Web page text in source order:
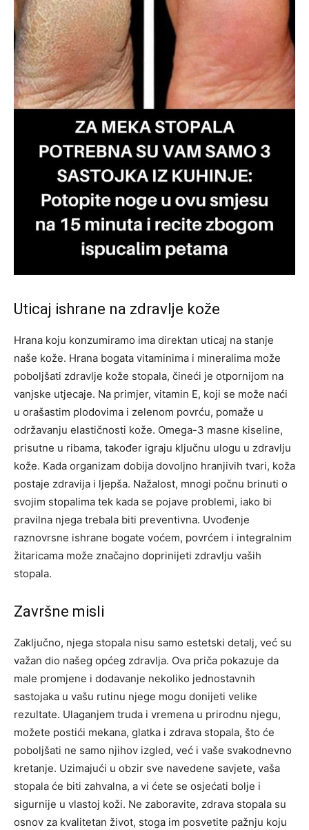
Uticaj ishrane na zdravlje kože
Hrana koju konzumiramo ima direktan uticaj na stanje
naše kože. Hrana bogata vitaminima i mineralima može
poboljšati zdravlje kože stopala, čineći je otpornijom na
vanjske utjecaje. Na primjer, vitamin E, koji se može naći
u orašastim plodovima i zelenom povrću, pomaže u
održavanju elastičnosti kože. Omega-3 masne kiseline,
prisutne u ribama, također igraju ključnu ulogu u zdravlju
kože. Kada organizam dobija dovoljno hranjivih tvari, koža
postaje zdravija i ljepša. Nažalost, mnogi počnu brinuti o
svojim stopalima tek kada se pojave problemi, iako bi
pravilna njega trebala biti preventivna. Uvođenje
raznovrsne ishrane bogate voćem, povrćem i integralnim
žitaricama može značajno doprinijeti zdravlju vaših
stopala.
Završne misli
Zaključno, njega stopala nisu samo estetski detalj, već su
važan dio našeg općeg zdravlja. Ova priča pokazuje da
male promjene i dodavanje nekoliko jednostavnih
sastojaka u vašu rutinu njege mogu donijeti velike
rezultate. Ulaganjem truda i vremena u prirodnu njegu,
možete postići mekana, glatka i zdrava stopala, što će
poboljšati ne samo njihov izgled, već i vaše svakodnevno
kretanje. Uzimajući u obzir sve navedene savjete, vaša
stopala će biti zahvalna, a vi ćete se osjećati bolje i
sigurnije u vlastoj koži. Ne zaboravite, zdrava stopala su
osnov za kvalitetan život, stoga im posvetite pažnju koju